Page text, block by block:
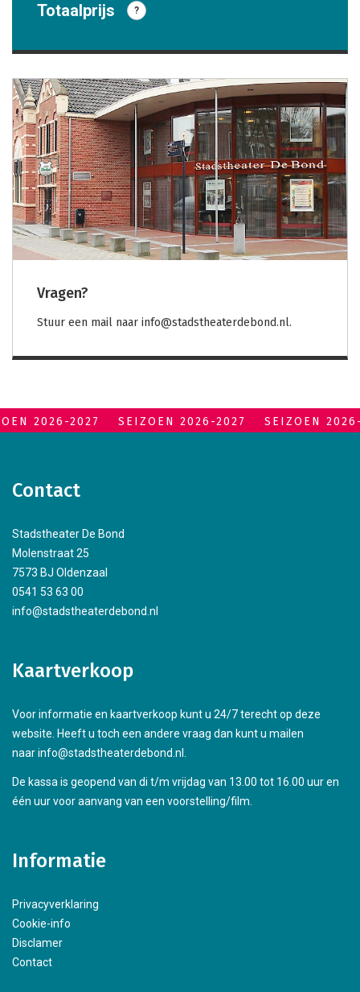
Totaalprijs ?
Vragen?
Stuur een mail naar info@stadstheaterdebond.nl.
2026-2027 SEIZOEN 2026-2027 SEIZOEN
Contact
Stadstheater De Bond
Molenstraat 25
7573 BJ Oldenzaal
0541 53 63 00
info@stadstheaterdebond.nl
Kaartverkoop
Voor informatie en kaartverkoop kunt u 24/7 terecht op deze
website. Heeft u toch een andere vraag dan kunt u mailen
naar info@stadstheaterdebond.nl.
De kassa is geopend van di t/m vrijdag van 13.00 tot 16.00 uur en
één uur voor aanvang van een voorstelling/film.
Informatie
Privacyverklaring
Cookie-info
Disclamer
Contact